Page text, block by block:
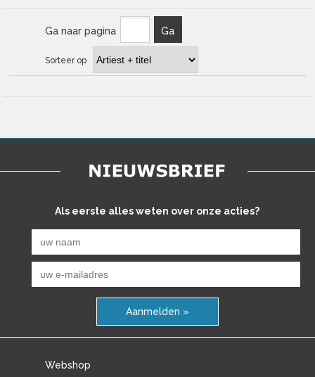
Ga naar pagina Ga
Sorteer op
Als eerste alles weten over onze acties?
Aanmelden »
Webshop